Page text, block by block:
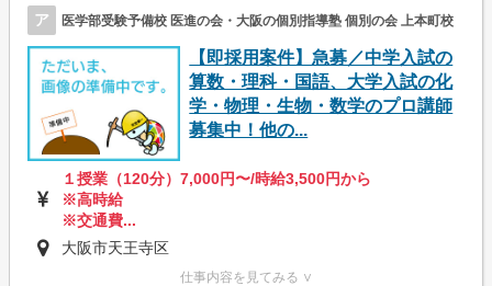
ア 医学部受験予備校 医進の会・大阪の個別指導塾 個別の会 上本町校
【即採用案件】急募／中学入試の
算数・理科・国語、大学入試の化
学・物理・生物・数学のプロ講師
募集中！他の...
１授業（120分）7,000円〜/時給3,500円から
※高時給
※交通費...
大阪市天王寺区
仕事内容を見てみる ∨